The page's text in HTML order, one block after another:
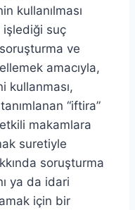
kullanılması
işlediği suç
ve
amacıyla,
kullanması,
“iftira”
makamlara
suretiyle
soruşturma
ya da idari
için bir